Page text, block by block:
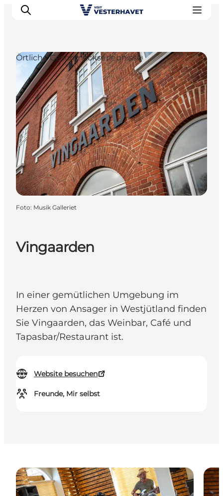
Events
Erlebnisse
Unsere Städte
Essen & Übernachtung
Tickets kaufen
Plane deine Reise
Vingaarden
In einer gemütlichen Umgebung im
Herzen von Ansager in Westjütland finden
Sie Vingaarden, das Weinbar, Café und
Tapasbar/Restaurant ist.
Website besuchen
Freunde, Mir selbst
Örtliche Geschmackserlebnisse
Foto: Musik Galleriet